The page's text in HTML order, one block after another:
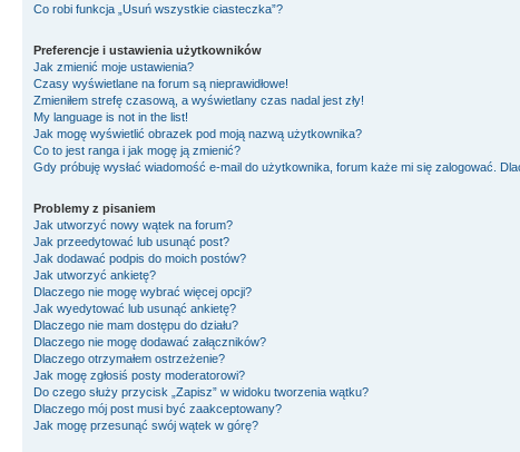
Co robi funkcja „Usuń wszystkie ciasteczka”?
Preferencje i ustawienia użytkowników
Jak zmienić moje ustawienia?
Czasy wyświetlane na forum są nieprawidłowe!
Zmieniłem strefę czasową, a wyświetlany czas nadal jest zły!
My language is not in the list!
Jak mogę wyświetlić obrazek pod moją nazwą użytkownika?
Co to jest ranga i jak mogę ją zmienić?
Gdy próbuję wysłać wiadomość e-mail do użytkownika, forum każe mi się zalogować.
Problemy z pisaniem
Jak utworzyć nowy wątek na forum?
Jak przeedytować lub usunąć post?
Jak dodawać podpis do moich postów?
Jak utworzyć ankietę?
Dlaczego nie mogę wybrać więcej opcji?
Jak wyedytować lub usunąć ankietę?
Dlaczego nie mam dostępu do działu?
Dlaczego nie mogę dodawać załączników?
Dlaczego otrzymałem ostrzeżenie?
Jak mogę zgłosiś posty moderatorowi?
Do czego służy przycisk „Zapisz” w widoku tworzenia wątku?
Dlaczego mój post musi być zaakceptowany?
Jak mogę przesunąć swój wątek w górę?